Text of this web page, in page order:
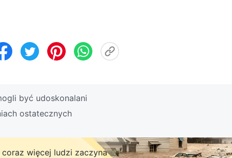
być udoskonalani
ostatecznych
więcej ludzi zaczyna